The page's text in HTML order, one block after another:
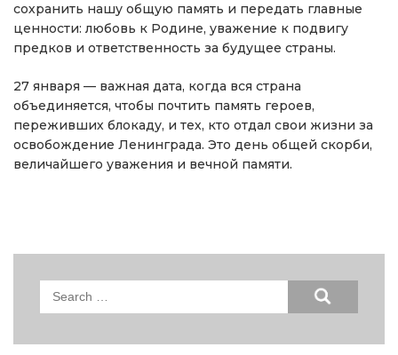
сохранить нашу общую память и передать главные
ценности: любовь к Родине, уважение к подвигу
предков и ответственность за будущее страны.
27 января — важная дата, когда вся страна
объединяется, чтобы почтить память героев,
переживших блокаду, и тех, кто отдал свои жизни за
освобождение Ленинграда. Это день общей скорби,
величайшего уважения и вечной памяти.
Search